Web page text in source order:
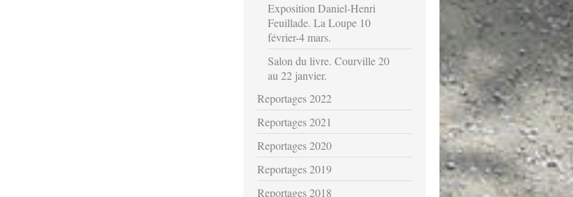
Exposition Daniel-Henri
Feuillade. La Loupe 10
février-4 mars.
Salon du livre. Courville 20
au 22 janvier.
Reportages 2022
Reportages 2021
Reportages 2020
Reportages 2019
Reportages 2018